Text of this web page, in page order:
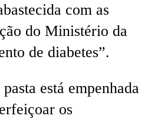
com as
do Ministério da
de diabetes”.
está empenhada
os